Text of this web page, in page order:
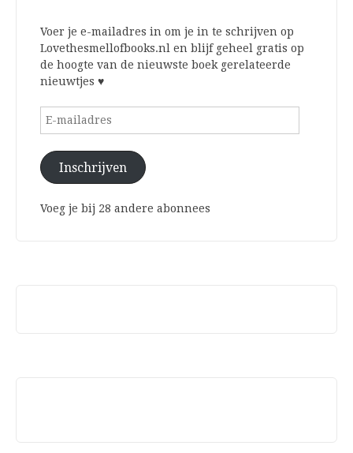
Voer je e-mailadres in om je in te schrijven op
Lovethesmellofbooks.nl en blijf geheel gratis op
de hoogte van de nieuwste boek gerelateerde
nieuwtjes ♥
E-
Inschrijven
Voeg je bij 28 andere abonnees